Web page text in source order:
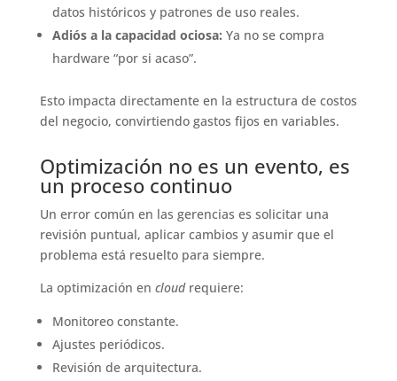
datos históricos y patrones de uso reales.
Adiós a la capacidad ociosa: Ya no se compra
hardware “por si acaso”.
Esto impacta directamente en la estructura de costos
del negocio, convirtiendo gastos fijos en variables.
Optimización no es un evento, es
un proceso continuo
Un error común en las gerencias es solicitar una
revisión puntual, aplicar cambios y asumir que el
problema está resuelto para siempre.
La optimización en cloudrequiere:
Monitoreo constante.
Ajustes periódicos.
Revisión de arquitectura.